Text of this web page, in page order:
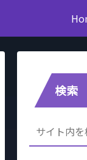
検索